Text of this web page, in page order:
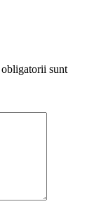
sunt